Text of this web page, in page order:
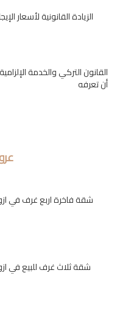
الزيادة القانونية لأسعار
القانون التركي والخدمة
أن تعرفه
شقة فاخرة اربع غرف في
شقة ثلاث غرف للبيع في